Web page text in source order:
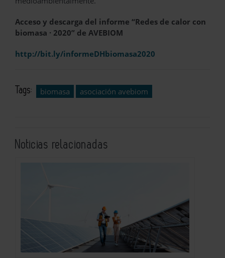
Acceso y descarga del informe “Redes de calor con
biomasa · 2020” de AVEBIOM
http://bit.ly/informeDHbiomasa2020
Tags: biomasa asociación avebiom
Noticias relacionadas